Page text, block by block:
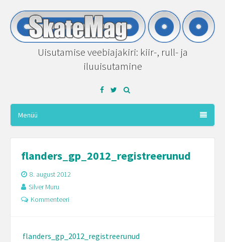
Uisutamise veebiajakiri: kiir-, rull- ja
iluuisutamine
Facebook
Twitter
Menüü
flanders_gp_2012_registreerunud
8. august 2012
Silver Muru
Kommenteeri
flanders_gp_2012_registreerunud